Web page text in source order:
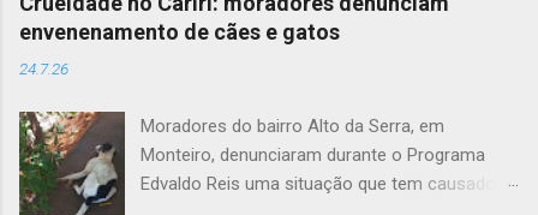
envenenamento de cães e gatos
24.7.26
Moradores do bairro Alto da Serra, em
Monteiro, denunciaram durante o Programa
Edvaldo Reis uma situação que tem causado